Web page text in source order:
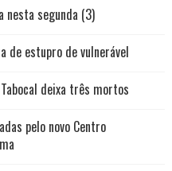
nesta segunda (3)
de estupro de vulnerável
deixa três mortos
pelo novo Centro